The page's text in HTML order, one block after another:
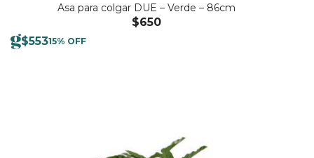
Asa para colgar DUE – Verde – 86cm
$650
$55315% OFF